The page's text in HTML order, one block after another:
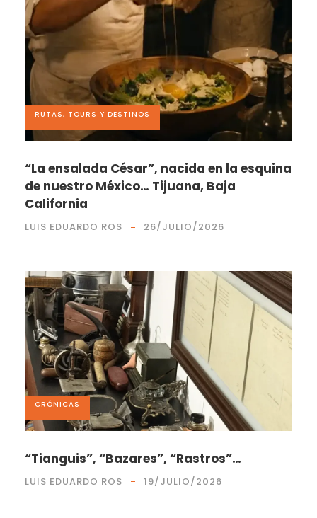
RUTAS, TOURS Y DESTINOS
“La ensalada César”, nacida en la esquina
de nuestro México… Tijuana, Baja
California
LUIS EDUARDO ROS 26/JULIO/2026
CRÓNICAS
“Tianguis”, “Bazares”, “Rastros”…
LUIS EDUARDO ROS 19/JULIO/2026